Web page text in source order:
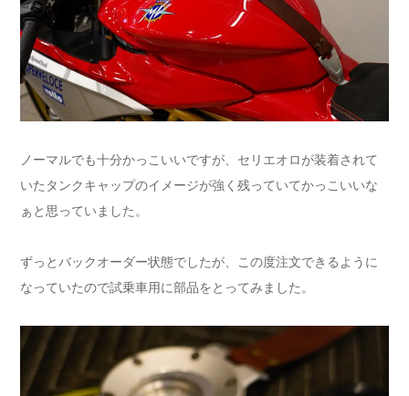
ノーマルでも十分かっこいいですが、セリエオロが装着されて
いたタンクキャップのイメージが強く残っていてかっこいいな
ぁと思っていました。
ずっとバックオーダー状態でしたが、この度注文できるように
なっていたので試乗車用に部品をとってみました。